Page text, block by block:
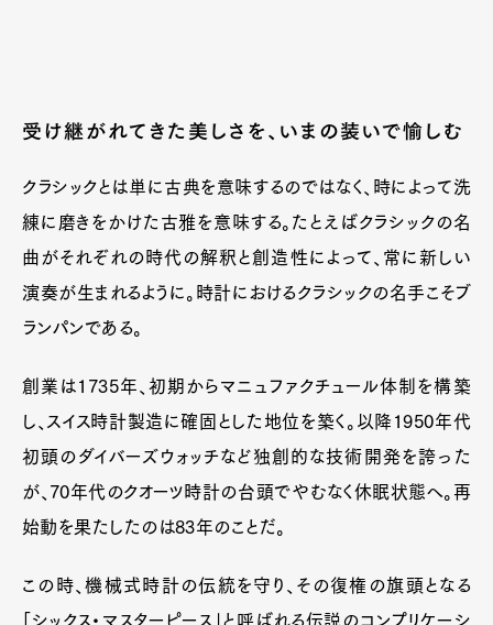
受け継がれてきた美しさを、いまの装いで愉しむ
クラシックとは単に古典を意味するのではなく、時によって洗
練に磨きをかけた古雅を意味する。たとえばクラシックの名
曲がそれぞれの時代の解釈と創造性によって、常に新しい
演奏が生まれるように。時計におけるクラシックの名手こそブ
ランパンである。
創業は1735年、初期からマニュファクチュール体制を構築
し、スイス時計製造に確固とした地位を築く。以降1950年代
初頭のダイバーズウォッチなど独創的な技術開発を誇った
が、70年代のクオーツ時計の台頭でやむなく休眠状態へ。再
始動を果たしたのは83年のことだ。
この時、機械式時計の伝統を守り、その復権の旗頭となる
「シックス・マスターピース」と呼ばれる伝説のコンプリケーシ